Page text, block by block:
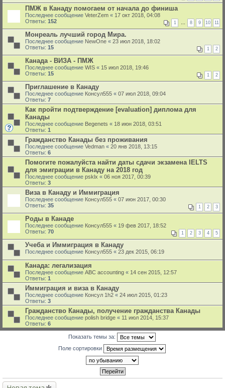
ПМЖ в Канаду помогаем от начала до финиша
Последнее сообщение VeterZem « 17 окт 2018, 04:08
Ответы: 152 1 … 8 9 10 11
Монреаль лучший город Мира.
Последнее сообщение NewOne « 23 июл 2018, 18:02
Ответы: 15 1 2
Канада - ВИЗА - ПМЖ
Последнее сообщение WIS « 15 июл 2018, 19:46
Ответы: 15 1 2
Приглашение в Канаду
Последнее сообщение Консул555 « 07 июл 2018, 09:04
Ответы: 7
Как пройти подтверждение [evaluation] диплома для
Канады
Последнее сообщение Begenets « 18 июн 2018, 03:51
Ответы: 1
Гражданство Канады без проживания
Последнее сообщение Vedman « 20 янв 2018, 13:15
Ответы: 6
Помогите пожалуйста найти даты сдачи экзамена IELTS
для эмиграции в Канаду на 2018 год
Последнее сообщение psklx « 06 ноя 2017, 00:39
Ответы: 3
Виза в Канаду и Иммиграция
Последнее сообщение Консул555 « 07 июн 2017, 00:30
Ответы: 35 1 2 3
Роды в Канаде
Последнее сообщение Консул555 « 19 фев 2017, 18:52
Ответы: 70 1 2 3 4 5
Учеба и Иммиграция в Канаду
Последнее сообщение Консул555 « 23 дек 2015, 06:19
Канада: легализация
Последнее сообщение ABC accounting « 14 сен 2015, 12:57
Ответы: 1
Иммиграция и виза в Канаду
Последнее сообщение Консyл 1h2 « 24 июл 2015, 01:23
Ответы: 3
Гражданство Канады, получение гражданства Канады
Последнее сообщение polish bridge « 11 июл 2014, 15:37
Ответы: 6
Показать темы за:
Поле сортировки